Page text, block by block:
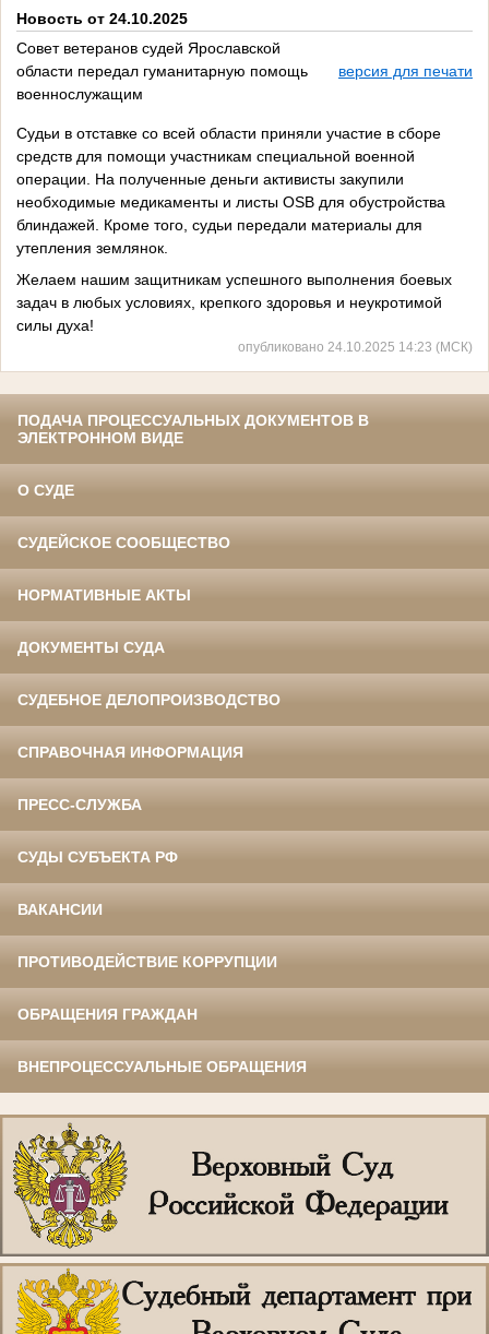
Новость от 24.10.2025
Совет ветеранов судей Ярославской
области передал гуманитарную помощь
военнослужащим
версия для печати
Судьи в отставке со всей области приняли участие в сборе
средств для помощи участникам специальной военной
операции. На полученные деньги активисты закупили
необходимые медикаменты и листы OSB для обустройства
блиндажей. Кроме того, судьи передали материалы для
утепления землянок.
Желаем нашим защитникам успешного выполнения боевых
задач в любых условиях, крепкого здоровья и неукротимой
силы духа!
опубликовано 24.10.2025 14:23 (МСК)
ПОДАЧА ПРОЦЕССУАЛЬНЫХ ДОКУМЕНТОВ В
ЭЛЕКТРОННОМ ВИДЕ
О СУДЕ
СУДЕЙСКОЕ СООБЩЕСТВО
НОРМАТИВНЫЕ АКТЫ
ДОКУМЕНТЫ СУДА
СУДЕБНОЕ ДЕЛОПРОИЗВОДСТВО
СПРАВОЧНАЯ ИНФОРМАЦИЯ
ПРЕСС-СЛУЖБА
СУДЫ СУБЪЕКТА РФ
ВАКАНСИИ
ПРОТИВОДЕЙСТВИЕ КОРРУПЦИИ
ОБРАЩЕНИЯ ГРАЖДАН
ВНЕПРОЦЕССУАЛЬНЫЕ ОБРАЩЕНИЯ